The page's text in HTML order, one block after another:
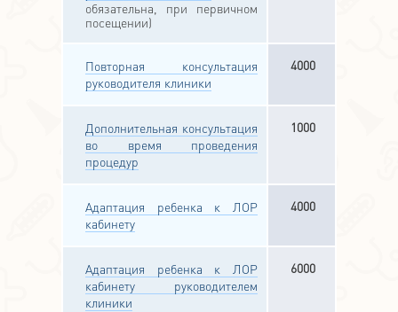
обязательна, при первичном
посещении)
Повторная консультация
руководителя клиники
4000
Дополнительная консультация
во время проведения
процедур
1000
Адаптация ребенка к ЛОР
кабинету
4000
Адаптация ребенка к ЛОР
кабинету руководителем
клиники
6000